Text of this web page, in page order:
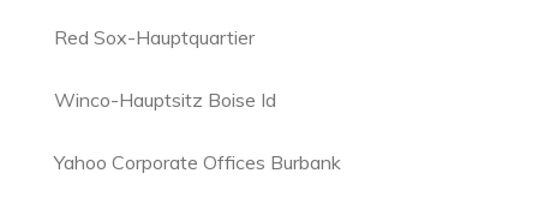
Red Sox-Hauptquartier
Winco-Hauptsitz Boise Id
Yahoo Corporate Offices Burbank